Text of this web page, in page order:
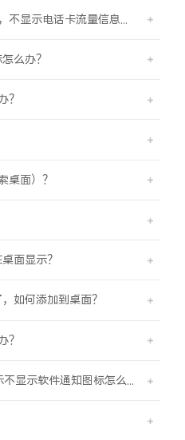
么办？
？
桌面）？
面显示？
如何添加到桌面？
？